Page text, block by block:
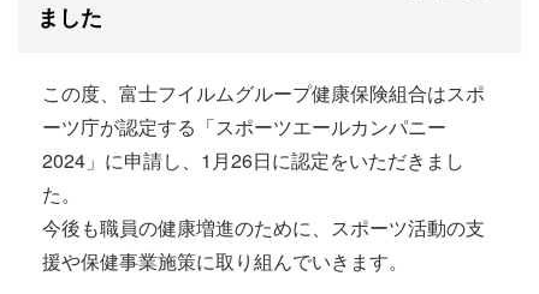
ました
この度、富士フイルムグループ健康保険組合はスポ
ーツ庁が認定する「スポーツエールカンパニー
2024」に申請し、1月26日に認定をいただきまし
た。
今後も職員の健康増進のために、 スポーツ活動の支
援や保健事業施策に取り組んでいきます。